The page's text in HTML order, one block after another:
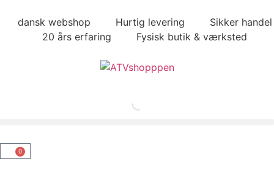
dansk webshop Hurtig levering
Sikker handel
20 års erfaring
Fysisk butik & værksted
0